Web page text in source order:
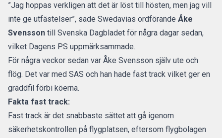
”Jag hoppas verkligen att det är löst till hösten, men jag vill
inte ge utfästelser”, sade Swedavias ordförande Åke
Svensson till Svenska Dagbladet för några dagar sedan,
vilket Dagens PS uppmärksammade.
För några veckor sedan var Åke Svensson själv ute och
flög. Det var med SAS och han hade fast track vilket ger en
gräddfil förbi köerna.
Fakta fast track:
Fast track är det snabbaste sättet att gå igenom
säkerhetskontrollen på flygplatsen, eftersom flygbolagen